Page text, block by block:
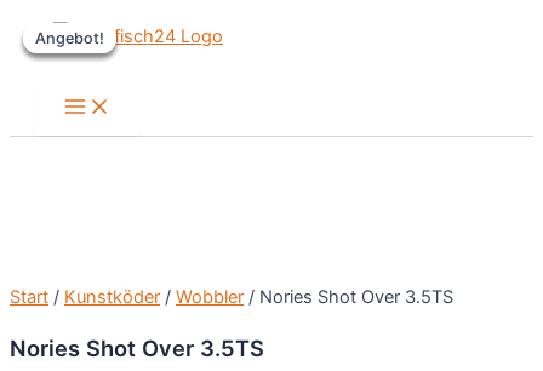
Inhalt
Main
Menu
Start / Kunstköder / Wobbler / Nories Shot Over 3.5TS
Nories Shot Over 3.5TS
Angebot!
Angebot!
Angebot!
Angebot!